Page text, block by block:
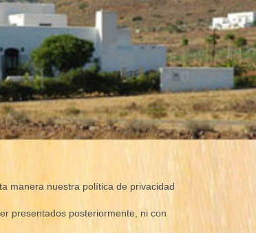
manera nuestra política de privacidad
presentados posteriormente, ni con